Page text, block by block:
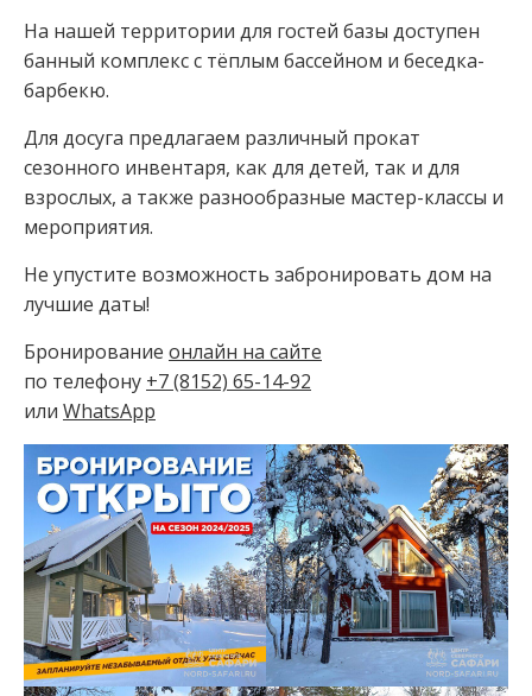
На нашей территории для гостей базы доступен
банный комплекс с тёплым бассейном и беседка-
барбекю.
Для досуга предлагаем различный прокат
сезонного инвентаря, как для детей, так и для
взрослых, а также разнообразные мастер-классы и
мероприятия.
Не упустите возможность забронировать дом на
лучшие даты!
Бронирование онлайн на сайте
по телефону +7 (8152) 65-14-92
или WhatsApp